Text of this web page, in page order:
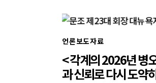
언론보도자료
< 각계의 2026년 병
과 신뢰로 다시 도약